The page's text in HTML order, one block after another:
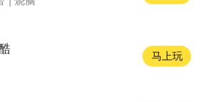
马上玩